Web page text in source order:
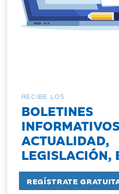
RECIBE LOS
BOLETINES
ACTUALIDAD,
LEGISLACIÓN,